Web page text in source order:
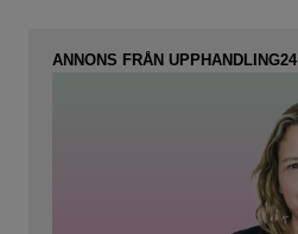
ANNONS FRÅN UPPHANDLING24